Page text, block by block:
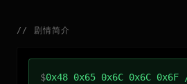
// 剧情简介
$0x48 0x65 0x6C 0x6C